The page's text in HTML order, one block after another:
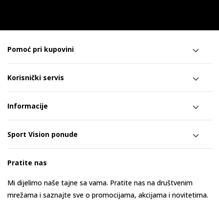
Pomoć pri kupovini
Korisnički servis
Informacije
Sport Vision ponude
Pratite nas
Mi dijelimo naše tajne sa vama. Pratite nas na društvenim
mrežama i saznajte sve o promocijama, akcijama i novitetima.